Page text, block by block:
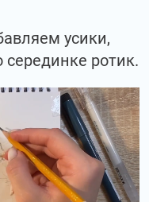
усики,
серединке ротик.